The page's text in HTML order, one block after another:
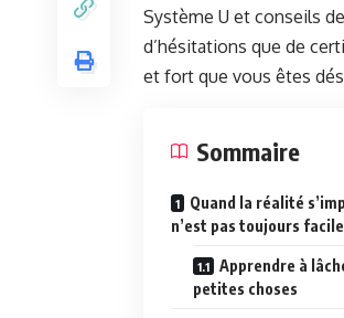
Système U et conseils
d’hésitations que de
et fort que vous êtes
Sommaire
Quand la réalité
n’est pas toujours facile
Apprendre à
petites choses